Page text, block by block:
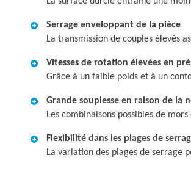
Serrage enveloppant de la pièce
La transmission de couples élevés
Vitesses de rotation élevées en
Grâce à un faible poids et à un
Grande souplesse en raison de la
Les combinaisons possibles de
Flexibilité dans les plages de
La variation des plages de serrage